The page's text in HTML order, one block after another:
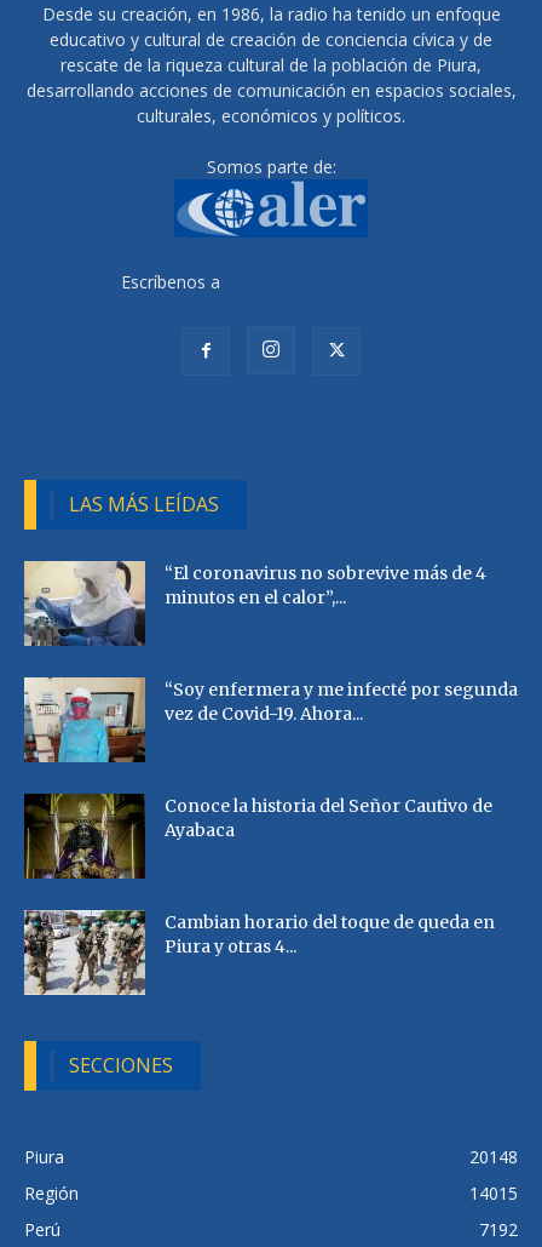
Desde su creación, en 1986, la radio ha tenido un enfoque
educativo y cultural de creación de conciencia cívica y de
rescate de la riqueza cultural de la población de Piura,
desarrollando acciones de comunicación en espacios sociales,
culturales, económicos y políticos.
Somos parte de:
Escríbenos a
LAS MÁS LEÍDAS
“El coronavirus no sobrevive más de 4
minutos en el calor”,...
“Soy enfermera y me infecté por segunda
vez de Covid-19. Ahora...
Conoce la historia del Señor Cautivo de
Ayabaca
Cambian horario del toque de queda en
Piura y otras 4...
SECCIONES
Piura
20148
Región
14015
Perú
7192